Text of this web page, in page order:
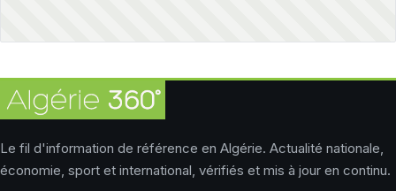
Le fil d'information de référence en Algérie. Actualité nationale,
économie, sport et international, vérifiés et mis à jour en continu.